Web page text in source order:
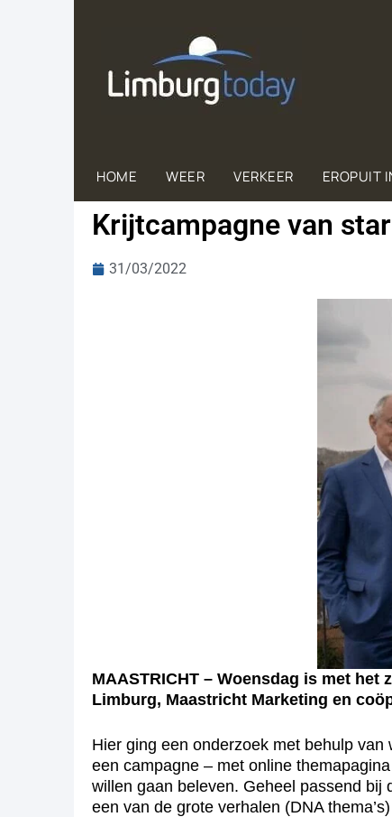
HOME WEER VERKEER EROPUIT
Krijtcampagne van
31/03/2022
MAASTRICHT – Woensdag is met
Limburg, Maastricht Marketing en
Hier ging een onderzoek met behulp
een campagne – met online
willen gaan beleven. Geheel passend bij
een van de grote verhalen (DNA